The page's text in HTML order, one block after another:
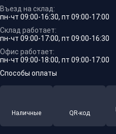
Въезд на склад:
пн-чт 09:00-16:30, пт 09:00-17:00
Склад работает:
пн-чт 09:00-17:00, пт 09:00-16:30
Офис работает:
пн-чт 09:00-18:00, пт 09:00-17:00
Способы оплаты
Наличные QR-код